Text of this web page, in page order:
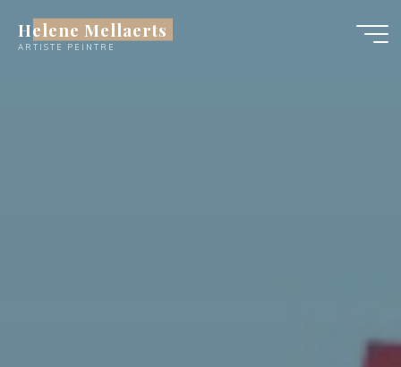
content
Helene Mellaerts
ARTISTE PEINTRE